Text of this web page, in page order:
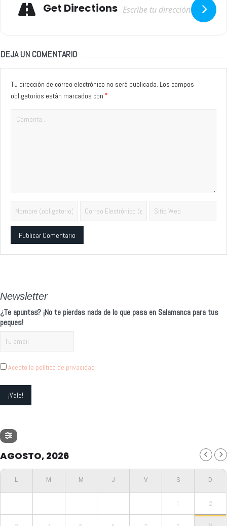
Get Directions
DEJA UN COMENTARIO
Tu dirección de correo electrónico no será publicada. Los campos
obligatorios están marcados con *
Newsletter
¿Te apuntas? ¡No te pierdas nada de lo que pasa en Salamanca para tus
peques!
Acepto la política de privacidad
AGOSTO, 2026
- - - - - 1 2